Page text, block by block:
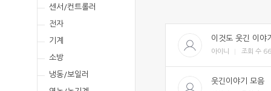
센서/컨트롤러
전자
기계
소방
냉동/보일러
이것도 웃긴 이야기
아이니 조회 수
웃긴이야기 모음